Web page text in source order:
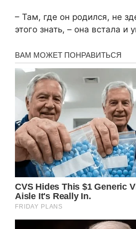
– Там, где он родился, не
этого знать, – она встала и